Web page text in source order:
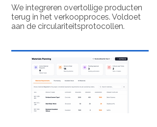
We integreren overtollige producten
terug in het verkoopproces. Voldoet
aan de circulariteitsprotocollen.